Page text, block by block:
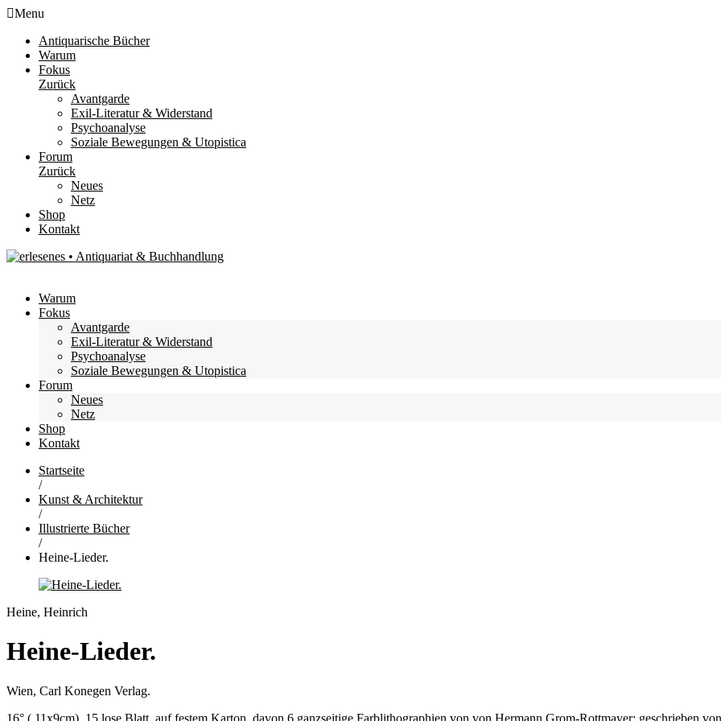
Menu
Antiquarische Bücher
Warum
Fokus
Zurück
Avantgarde
Exil-Literatur & Widerstand
Psychoanalyse
Soziale Bewegungen & Utopistica
Forum
Zurück
Neues
Netz
Shop
Kontakt
Warum
Fokus
Avantgarde
Exil-Literatur & Widerstand
Psychoanalyse
Soziale Bewegungen & Utopistica
Forum
Neues
Netz
Shop
Kontakt
Startseite
/
Kunst & Architektur
/
Illustrierte Bücher
/
Heine-Lieder.
Heine, Heinrich
Heine-Lieder.
Wien, Carl Konegen Verlag.
16° ( 11x9cm). 15 lose Blatt, auf festem Karton, davon 6 ganzseitige Farblithographien von von Hermann Grom-Rottmayer; geschrieben